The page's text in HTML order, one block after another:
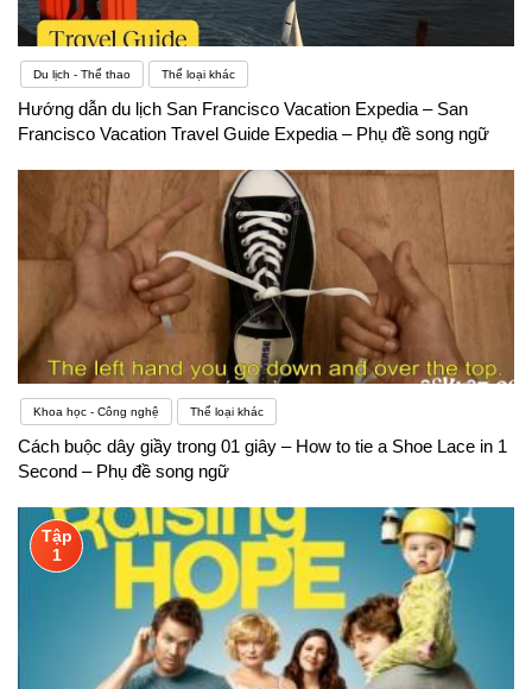
Du lịch - Thể thao Thể loại khác
Hướng dẫn du lịch San Francisco Vacation Expedia – San
Francisco Vacation Travel Guide Expedia – Phụ đề song ngữ
Khoa học - Công nghệ Thể loại khác
Cách buộc dây giầy trong 01 giây – How to tie a Shoe Lace in 1
Second – Phụ đề song ngữ
Tập
1